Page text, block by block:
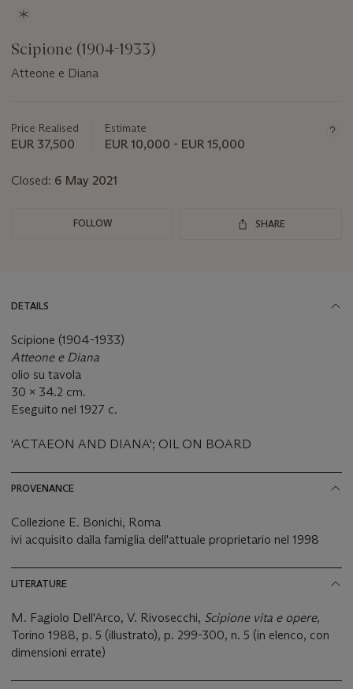
Scipione (1904-1933)
Atteone e Diana
about
this
Price Realised
EUR 37,500
Estimate
EUR 10,000 - EUR 15,000
Closed: 6 May 2021
FOLLOW SHARE
DETAILS
Scipione (1904-1933)
Atteone e Diana
olio su tavola
30 x 34.2 cm.
Eseguito nel 1927 c.
'ACTAEON AND DIANA'; OIL ON BOARD
PROVENANCE
Collezione E. Bonichi, Roma
ivi acquisito dalla famiglia dell'attuale proprietario nel 1998
LITERATURE
M. Fagiolo Dell'Arco, V. Rivosecchi, Scipione vita e opere,
Torino 1988, p. 5 (illustrato), p. 299-300, n. 5 (in elenco, con
dimensioni errate)